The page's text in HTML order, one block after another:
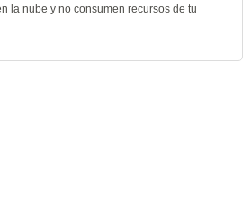
la nube y no consumen recursos de tu